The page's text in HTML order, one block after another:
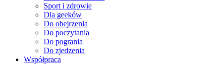
Sport i zdrowie
Dla geeków
Do obejrzenia
Do poczytania
Do pogrania
Do zjedzenia
Współpraca